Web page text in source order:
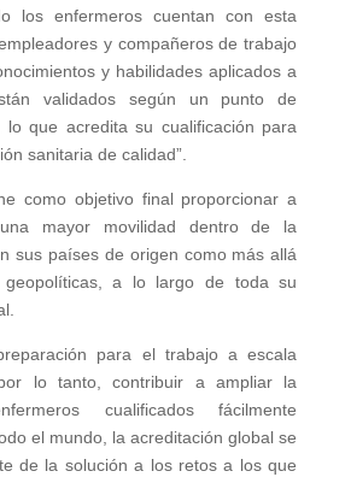
los enfermeros cuentan con esta
y compañeros de trabajo
y habilidades aplicados a
validados según un punto de
lo que acredita su cualificación para
sanitaria de calidad”.
como objetivo final proporcionar a
mayor movilidad dentro de la
sus países de origen como más allá
a lo largo de toda su
para el trabajo a escala
lo tanto, contribuir a ampliar la
cualificados fácilmente
el mundo, la acreditación global se
de la solución a los retos a los que